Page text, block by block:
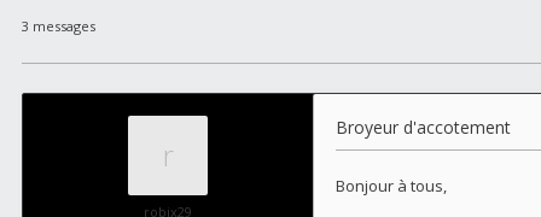
3 messages
robix29
Broyeur d'accotement
Bonjour à tous,